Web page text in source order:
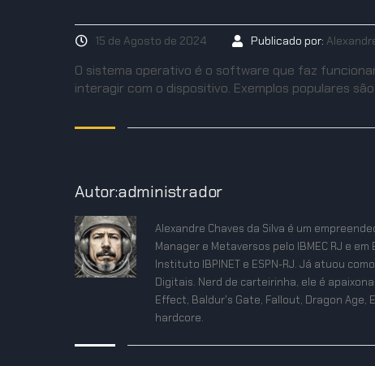
15 de Agosto de 2024 Publicado por:
O sistema operativo é o software que faz
interagir com o dispositivo. Exemplos populares
Autor:administrador
Alexandre Chaves da Silva é um
Manager e Metaversos pelo IBMEC RJ e
Instituto IBPINET e ESPN-RJ. Já atuou
Digitais. Nerd de carteirinha, ele é
Effect, Baldur's Gate, Fallout, Dragon Age,
hardcore.